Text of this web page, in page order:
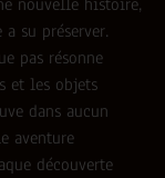
nouvelle histoire,
su préserver.
pas résonne
et les objets
dans aucun
aventure
découverte